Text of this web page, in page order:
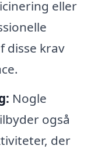
eller
disse krav
Nogle
også
der